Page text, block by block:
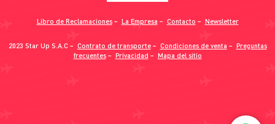
Libro de Reclamaciones− La Empresa − Contacto − Newsletter
2023 Star Up S.A.C − Contrato de transporte− Condiciones de venta − Preguntas
frecuentes− Privacidad − Mapa del sitio